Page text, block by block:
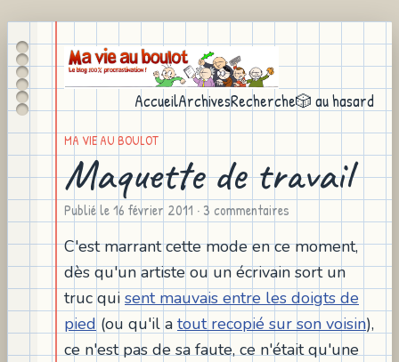
AccueilArchivesRecherche🎲 au hasard
MA VIE AU BOULOT
Maquette de travail
Publié le16 février 2011 · 3 commentaires
C'est marrant cette mode en ce moment,
dès qu'un artiste ou un écrivain sort un
truc qui sent mauvais entre les doigts de
pied (ou qu'il a tout recopié sur son voisin),
ce n'est pas de sa faute, ce n'était qu'une